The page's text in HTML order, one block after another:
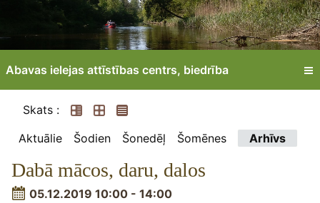
Abavas ielejas attīstības centrs, biedrība
Skats :
Aktuālie
Šodien Šonedēļ Šomēnes Arhīvs
Dabā mācos, daru, dalos
05.12.2019 10:00 - 14:00